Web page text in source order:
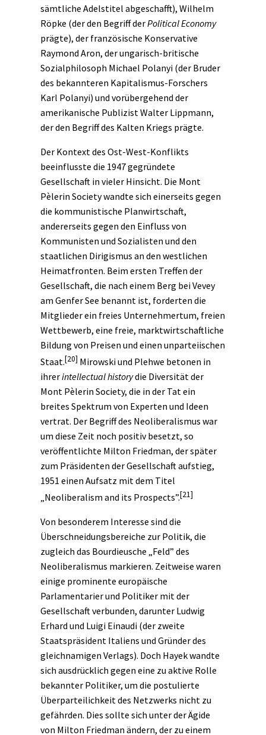
sämtliche Adelstitel abgeschafft), Wilhelm
Röpke (der den Begriff derPolitical Economy
prägte), der französische Konservative
Raymond Aron, der ungarisch-britische
Sozialphilosoph Michael Polanyi (der Bruder
des bekannteren Kapitalismus-Forschers
Karl Polanyi) und vorübergehend der
amerikanische Publizist Walter Lippmann,
der den Begriff des Kalten Kriegs prägte.
Der Kontext des Ost-West-Konflikts
beeinflusste die 1947 gegründete
Gesellschaft in vieler Hinsicht. Die Mont
Pèlerin Society wandte sich einerseits gegen
die kommunistische Planwirtschaft,
andererseits gegen den Einfluss von
Kommunisten und Sozialisten und den
staatlichen Dirigismus an den westlichen
Heimatfronten. Beim ersten Treffen der
Gesellschaft, die nach einem Berg bei Vevey
am Genfer See benannt ist, forderten die
Mitglieder ein freies Unternehmertum, freien
Wettbewerb, eine freie, marktwirtschaftliche
Bildung von Preisen und einen unparteiischen
Staat.[20] Mirowski und Plehwe betonen in
ihrerintellectual historydie Diversität der
Mont Pèlerin Society, die in der Tat ein
breites Spektrum von Experten und Ideen
vertrat. Der Begriff des Neoliberalismus war
um diese Zeit noch positiv besetzt, so
veröffentlichte Milton Friedman, der später
zum Präsidenten der Gesellschaft aufstieg,
1951 einen Aufsatz mit dem Titel
„Neoliberalism and its Prospects”.[21]
Von besonderem Interesse sind die
Überschneidungsbereiche zur Politik, die
zugleich das Bourdieusche „Feld” des
Neoliberalismus markieren. Zeitweise waren
einige prominente europäische
Parlamentarier und Politiker mit der
Gesellschaft verbunden, darunter Ludwig
Erhard und Luigi Einaudi (der zweite
Staatspräsident Italiens und Gründer des
gleichnamigen Verlags). Doch Hayek wandte
sich ausdrücklich gegen eine zu aktive Rolle
bekannter Politiker, um die postulierte
Überparteilichkeit des Netzwerks nicht zu
gefährden. Dies sollte sich unter der Ägide
von Milton Friedman ändern, der zu einem